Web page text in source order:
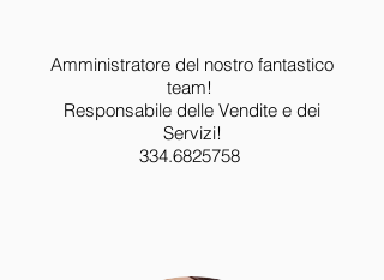
Amministratore del nostro fantastico
team!
Responsabile delle Vendite e dei
Servizi!
334.6825758